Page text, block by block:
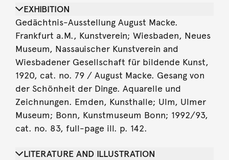
EXHIBITION
Gedächtnis-Ausstellung August Macke.
Frankfurt a.M., Kunstverein; Wiesbaden, Neues
Museum, Nassauischer Kunstverein and
Wiesbadener Gesellschaft für bildende Kunst,
1920, cat. no. 79 / August Macke. Gesang von
der Schönheit der Dinge. Aquarelle und
Zeichnungen. Emden, Kunsthalle; Ulm, Ulmer
Museum; Bonn, Kunstmuseum Bonn; 1992/93,
cat. no. 83, full-page ill. p. 142.
LITERATURE AND ILLUSTRATION